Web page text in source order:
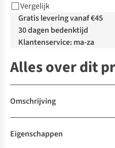
Vergelijk
Gratis levering vanaf €45
30 dagen bedenktijd
Klantenservice: ma-za
Alles over dit
Omschrijving
Eigenschappen